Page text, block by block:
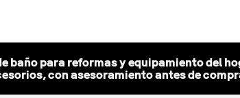
baño para reformas y equipamiento del
con asesoramiento antes de